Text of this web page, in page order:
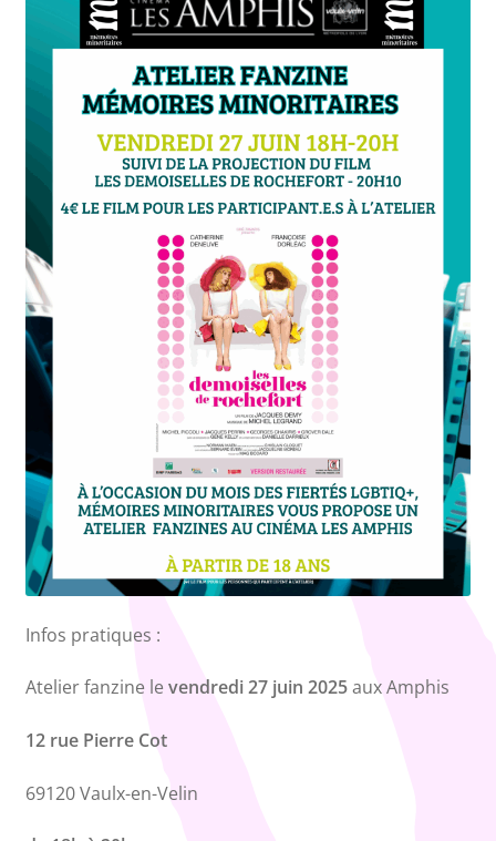
Infos pratiques :
Atelier fanzine le vendredi 27 juin 2025aux Amphis
12 rue Pierre Cot
69120 Vaulx-en-Velin